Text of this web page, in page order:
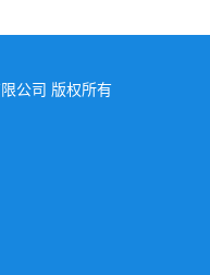
公司 版权所有